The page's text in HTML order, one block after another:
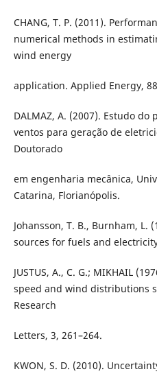
CHANG, T. P. (2011).
numerical methods in
wind energy
application. Applied Energy,
DALMAZ, A. (2007). Estudo
ventos para geração de
Doutorado
em engenharia mecânica,
Catarina, Florianópolis.
Johansson, T. B., Burnham, L.
sources for fuels and
JUSTUS, A., C. G.; MIKHAIL
speed and wind distributions
Research
Letters, 3, 261–264.
KWON, S. D. (2010).